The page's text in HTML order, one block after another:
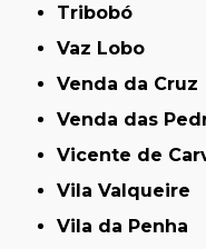
Tribobó
Vaz Lobo
Venda da Cruz
Venda das
Vicente de
Vila Valqueire
Vila da Penha